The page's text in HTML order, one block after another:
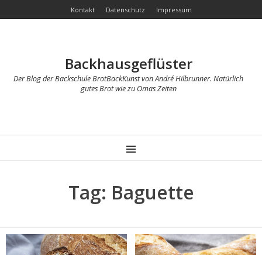
Kontakt Datenschutz Impressum
Backhausgeflüster
Der Blog der Backschule BrotBackKunst von André Hilbrunner. Natürlich
gutes Brot wie zu Omas Zeiten
MENU
Tag: Baguette